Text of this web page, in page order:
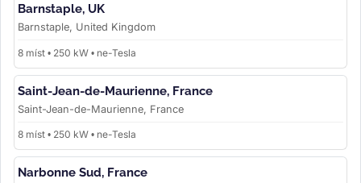
Barnstaple, UK
Barnstaple, United Kingdom
8 míst • 250 kW • ne-Tesla
Saint-Jean-de-Maurienne, France
Saint-Jean-de-Maurienne, France
8 míst • 250 kW • ne-Tesla
Narbonne Sud, France